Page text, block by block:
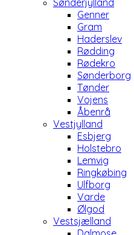
Sønderjylland
Genner
Gram
Haderslev
Rødding
Rødekro
Sønderborg
Tønder
Vojens
Åbenrå
Vestjylland
Esbjerg
Holstebro
Lemvig
Ringkøbing
Ulfborg
Varde
Ølgod
Vestsjælland